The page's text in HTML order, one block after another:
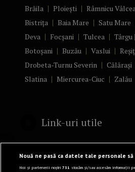
Brăila
Ploiești Râmnicu
Bistrița
Baia Mare Satu Mare
Deva
Focșani Tulcea Târgu
Botoșani
Buzău Vaslui
Drobeta-Turnu Severin
Călărași
Slatina
Miercurea-Ciuc Zalău
Link-uri utile
Politică de confidențialitate
Termeni și Condiții
Nouă ne pasă ca datele tale personale să
Noi și partenerii noștri731 stocăm și/sau accesăm informații